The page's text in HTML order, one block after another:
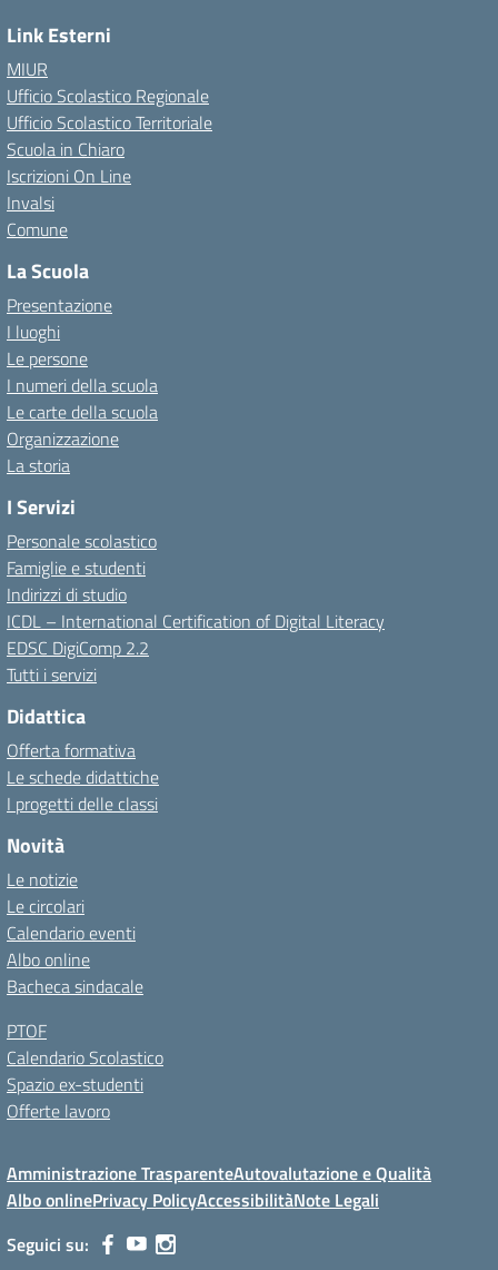
Link Esterni
MIUR
Ufficio Scolastico Regionale
Ufficio Scolastico Territoriale
Scuola in Chiaro
Iscrizioni On Line
Invalsi
Comune
La Scuola
Presentazione
I luoghi
Le persone
I numeri della scuola
Le carte della scuola
Organizzazione
La storia
I Servizi
Personale scolastico
Famiglie e studenti
Indirizzi di studio
ICDL – International Certification of Digital Literacy
EDSC DigiComp 2.2
Tutti i servizi
Didattica
Offerta formativa
Le schede didattiche
I progetti delle classi
Novità
Le notizie
Le circolari
Calendario eventi
Albo online
Bacheca sindacale
PTOF
Calendario Scolastico
Spazio ex-studenti
Offerte lavoro
Amministrazione TrasparenteAutovalutazione e Qualità
Albo onlinePrivacy PolicyAccessibilitàNote Legali
Seguici su: